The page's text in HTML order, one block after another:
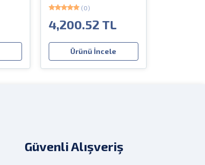
(0)
4,200.52 TL
Ürünü İncele
Güvenli Alışveriş